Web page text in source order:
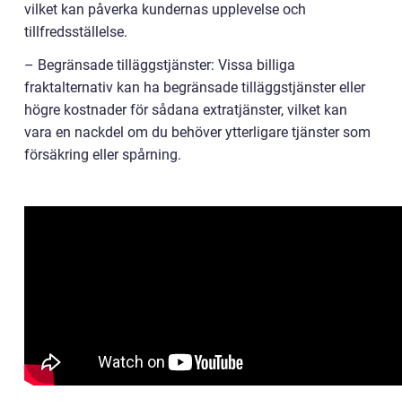
vilket kan påverka kundernas upplevelse och
tillfredsställelse.
– Begränsade tilläggstjänster: Vissa billiga
fraktalternativ kan ha begränsade tilläggstjänster eller
högre kostnader för sådana extratjänster, vilket kan
vara en nackdel om du behöver ytterligare tjänster som
försäkring eller spårning.